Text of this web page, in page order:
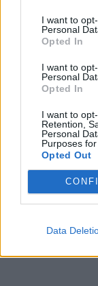
I want to
Personal
Opted In
I want to
Personal
Opted In
I want to
Retention,
Personal
Purposes
Opted Out
Data